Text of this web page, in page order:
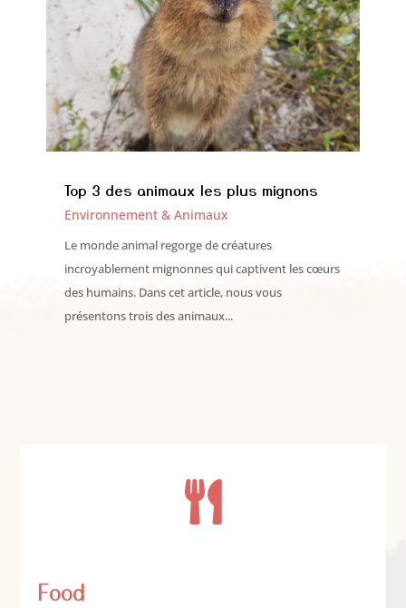
Top 3 des animaux les plus mignons
Environnement & Animaux
Le monde animal regorge de créatures
incroyablement mignonnes qui captivent les cœurs
des humains. Dans cet article, nous vous
présentons trois des animaux...

Food